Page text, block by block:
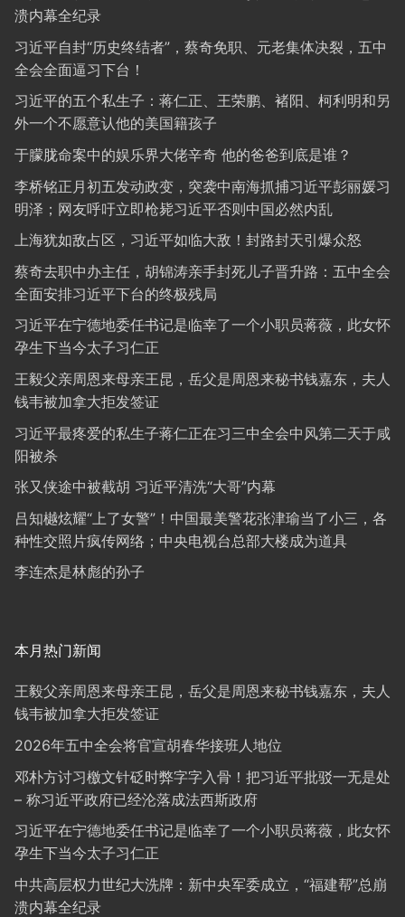
溃内幕全纪录
习近平自封“历史终结者”，蔡奇免职、元老集体决裂，五中
全会全面逼习下台！
习近平的五个私生子：蒋仁正、王荣鹏、褚阳、柯利明和另
外一个不愿意认他的美国籍孩子
于朦胧命案中的娱乐界大佬辛奇 他的爸爸到底是谁？
李桥铭正月初五发动政变，突袭中南海抓捕习近平彭丽媛习
明泽；网友呼吁立即枪毙习近平否则中国必然内乱
上海犹如敌占区，习近平如临大敌！封路封天引爆众怒
蔡奇去职中办主任，胡锦涛亲手封死儿子晋升路：五中全会
全面安排习近平下台的终极残局
习近平在宁德地委任书记是临幸了一个小职员蒋薇，此女怀
孕生下当今太子习仁正
王毅父亲周恩来母亲王昆，岳父是周恩来秘书钱嘉东，夫人
钱韦被加拿大拒发签证
习近平最疼爱的私生子蒋仁正在习三中全会中风第二天于咸
阳被杀
张又侠途中被截胡 习近平清洗“大哥”内幕
吕知樾炫耀“上了女警”！中国最美警花张津瑜当了小三，各
种性交照片疯传网络；中央电视台总部大楼成为道具
李连杰是林彪的孙子
本月热门新闻
王毅父亲周恩来母亲王昆，岳父是周恩来秘书钱嘉东，夫人
钱韦被加拿大拒发签证
2026年五中全会将官宣胡春华接班人地位
邓朴方讨习檄文针砭时弊字字入骨！把习近平批驳一无是处
– 称习近平政府已经沦落成法西斯政府
习近平在宁德地委任书记是临幸了一个小职员蒋薇，此女怀
孕生下当今太子习仁正
中共高层权力世纪大洗牌：新中央军委成立，“福建帮”总崩
溃内幕全纪录